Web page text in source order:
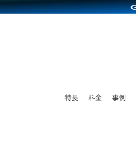
特長 料金 事例
業種別に見る
料金シミュレーション